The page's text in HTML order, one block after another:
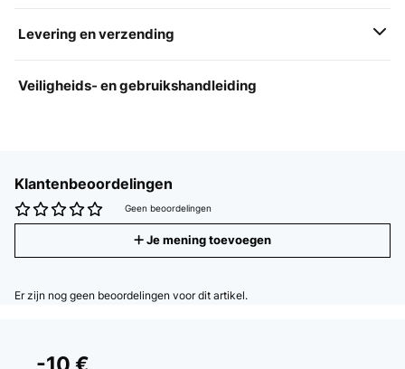
Levering en verzending
Veiligheids- en gebruikshandleiding
Klantenbeoordelingen
Geen beoordelingen
Je mening toevoegen
Er zijn nog geen beoordelingen voor dit artikel.